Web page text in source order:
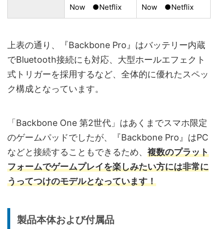
Now ●Netflix
Now ●Netflix
上表の通り、『Backbone Pro』はバッテリー内蔵
でBluetooth接続にも対応、大型ホールエフェクト
式トリガーを採用するなど、全体的に優れたスペッ
ク構成となっています。
「Backbone One 第2世代」はあくまでスマホ限定
のゲームパッドでしたが、『Backbone Pro』はPC
などと接続することもできるため、 複数のプラット
フォームでゲームプレイを楽しみたい方には非常に
うってつけのモデルとなっています！
製品本体および付属品